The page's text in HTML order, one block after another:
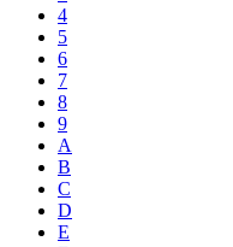
4
5
6
7
8
9
A
B
C
D
E